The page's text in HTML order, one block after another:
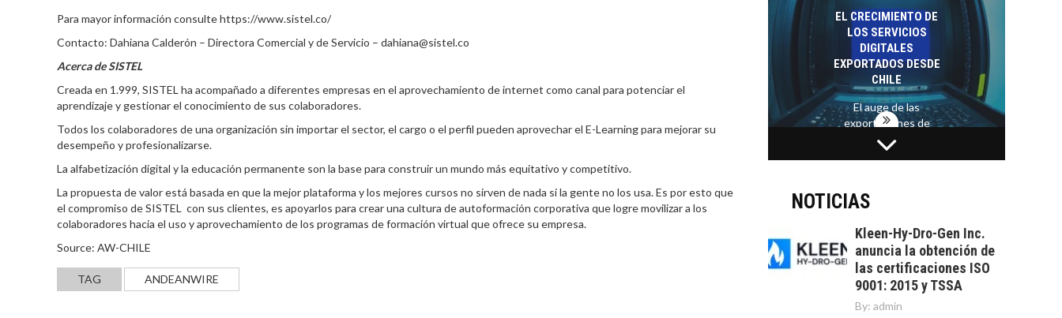
Para mayor información consultehttps://www.sistel.co/
Contacto: Dahiana Calderón – Directora Comercial y de Servicio – dahiana@sistel.co
Acerca de SISTEL
Creada en 1.999, SISTEL ha acompañado a diferentes empresas en el aprovechamiento de internet como canal para potenciar el
aprendizaje y gestionar el conocimiento de sus colaboradores.
Todos los colaboradores de una organización sin importar el sector, el cargo o el perfil pueden aprovechar el E-Learning para mejorar su
desempeño y profesionalizarse.
La alfabetización digital y la educación permanente son la base para construir un mundo más equitativo y competitivo.
La propuesta de valor está basada en que la mejor plataforma y los mejores cursos no sirven de nada si la gente no los usa. Es por esto que
el compromiso de SISTEL con sus clientes, es apoyarlos para crear una cultura de autoformación corporativa que logre movilizar a los
colaboradores hacia el uso y aprovechamiento de los programas de formación virtual que ofrece su empresa.
Source: AW-CHILE
TAG ANDEANWIRE
pymes en Chile:
alternativas que
trascienden el
crédito…
EL CRECIMIENTO DE
LOS SERVICIOS
DIGITALES
EXPORTADOS DESDE
CHILE
El auge de las
exportaciones de
servicios digitales en
Chile:…
TURISMO EN EL
DESIERTO DE
OPORTUNIDADES
PARA EL
DESARROLLO LOCAL
El Desierto de
Atacama: Motor
Estratégico para el
Desarrollo Turístico…
LA INDUSTRIA
MINERA CHILENA
FRENTE AL DESAFÍO
NOTICIAS
Kleen-Hy-Dro-Gen Inc.
anuncia la obtención de
las certificaciones ISO
9001: 2015 y TSSA
By: admin